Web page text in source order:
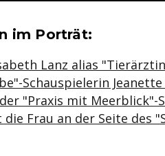
zum Inhalt
im Porträt:
Lanz alias
Schauspielerin
"Praxis mit Meerblick"-
die Frau an der Seite des